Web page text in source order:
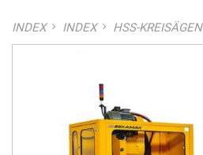
INDEX INDEX HSS-KREISÄGEN